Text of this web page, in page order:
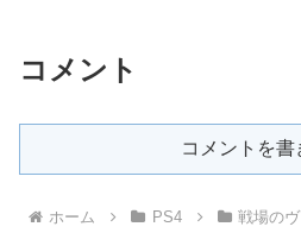
コメント
コメントを書
ホーム PS4 戦場の